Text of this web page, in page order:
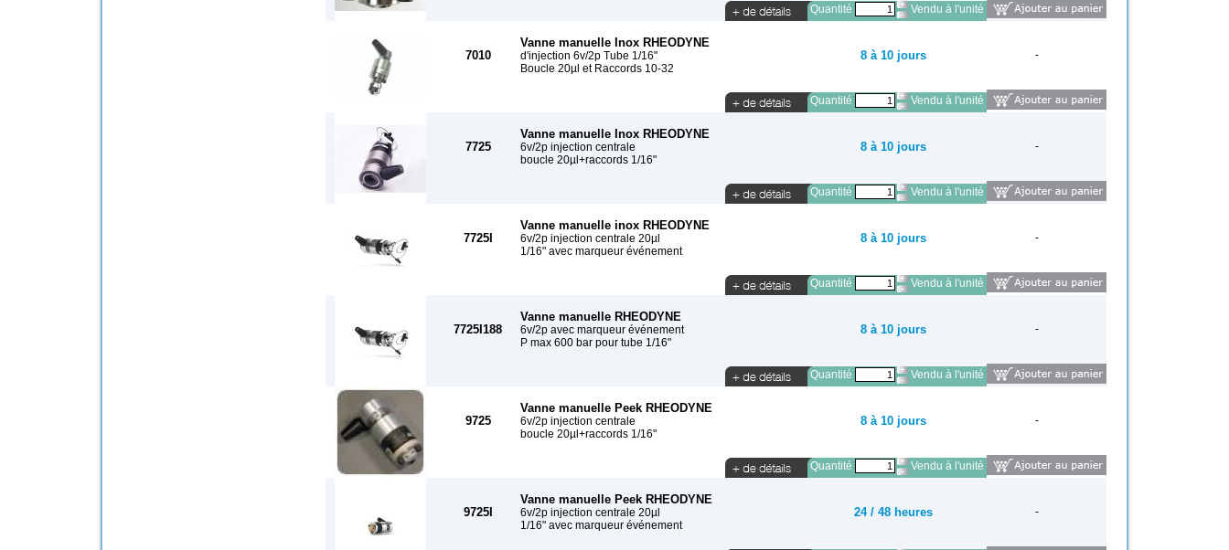
Quantité Vendu à l'unité
7010
Vanne manuelle Inox RHEODYNE
d'injection 6v/2p Tube 1/16"
Boucle 20µl et Raccords 10-32
8 à 10 jours -
Quantité Vendu à l'unité
7725
Vanne manuelle Inox RHEODYNE
6v/2p injection centrale
boucle 20µl+raccords 1/16"
8 à 10 jours -
Quantité Vendu à l'unité
7725I
Vanne manuelle inox RHEODYNE
6v/2p injection centrale 20µl
1/16" avec marqueur événement
8 à 10 jours -
Quantité Vendu à l'unité
7725I188
Vanne manuelle RHEODYNE
6v/2p avec marqueur événement
P max 600 bar pour tube 1/16"
8 à 10 jours -
Quantité Vendu à l'unité
9725
Vanne manuelle Peek RHEODYNE
6v/2p injection centrale
boucle 20µl+raccords 1/16"
8 à 10 jours -
Quantité Vendu à l'unité
9725I
Vanne manuelle Peek RHEODYNE
6v/2p injection centrale 20µl
1/16" avec marqueur événement
24 / 48 heures -